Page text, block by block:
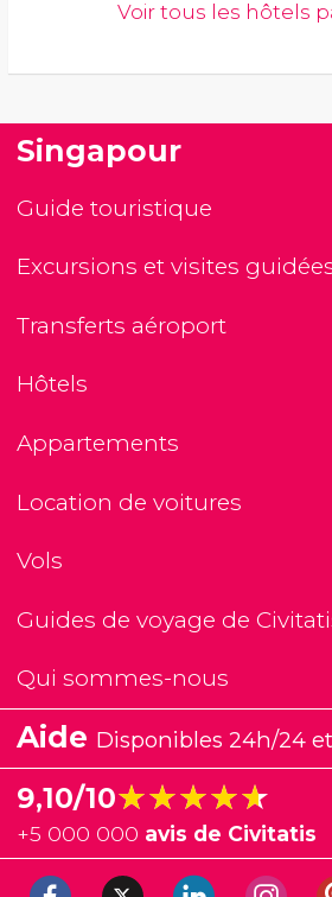
Voir tous les hôtels
Singapour
Guide touristique
Excursions et visites
Transferts aéroport
Hôtels
Appartements
Location de voitures
Vols
Guides de voyage de
Qui sommes-nous
Aide Disponibles 24h/24
9,10/10★★★★★
★★★★★
+5 000 000 avis de Civitatis